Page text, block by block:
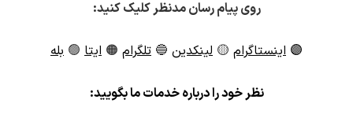
روی پیام رسان مدنظر کلیک کنید:
🟣 اینستاگرام 🟡 لینکدین 🔵 تلگرام 🟠 ایتا 🟢 بله
نظر خود را درباره خدمات ما بگویید: